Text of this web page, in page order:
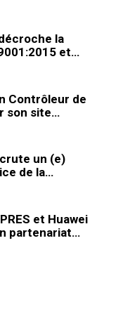
la
et…
Contrôleur de
son site…
un (e)
de la…
et Huawei
partenariat…